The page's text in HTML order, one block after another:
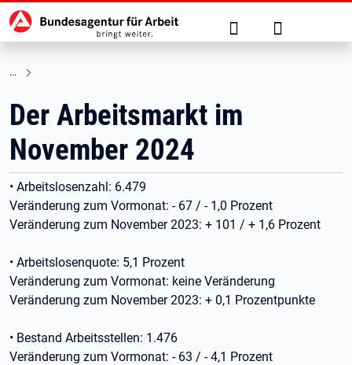
zu den Hauptinhalten springen
Hauptnavigation Suche Anmelden
Der Arbeitsmarkt im
November 2024
• Arbeitslosenzahl: 6.479
Veränderung zum Vormonat: - 67 / - 1,0 Prozent
Veränderung zum November 2023: + 101 / + 1,6 Prozent
• Arbeitslosenquote: 5,1 Prozent
Veränderung zum Vormonat: keine Veränderung
Veränderung zum November 2023: + 0,1 Prozentpunkte
• Bestand Arbeitsstellen: 1.476
Veränderung zum Vormonat: - 63 / - 4,1 Prozent